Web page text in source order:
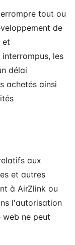
tout ou
de
et
les
délai
achetés ainsi
aux
et autres
à AirZlink ou
l'autorisation
web ne peut